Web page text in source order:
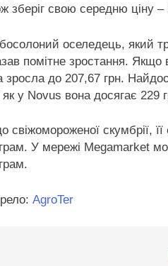
зберіг свою середню ціну –
оселедець, який
помітне зростання. Якщо
зросла до 207,67 грн.
як у Novus вона досягає 229
свіжомороженої скумбрії,
У мережі Megamarket
АgroTer